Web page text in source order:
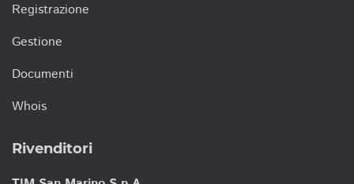
Registrazione
Gestione
Documenti
Whois
Rivenditori